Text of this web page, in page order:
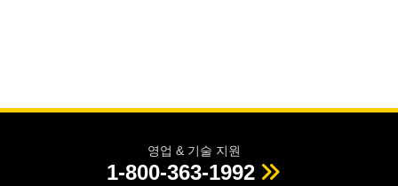
영업 & 기술 지원
1-800-363-1992